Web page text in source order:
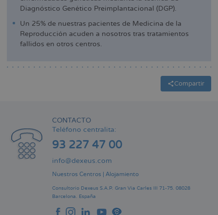
Diagnóstico Genético Preimplantacional (DGP).
Un 25% de nuestras pacientes de Medicina de la
Reproducción acuden a nosotros tras tratamientos
fallidos en otros centros.
Compartir
CONTACTO
Teléfono centralita:
93 227 47 00
info@dexeus.com
Nuestros Centros Alojamiento
Consultorio Dexeus S.A.P. Gran Via Carles III 71-75. 08028
Barcelona. España